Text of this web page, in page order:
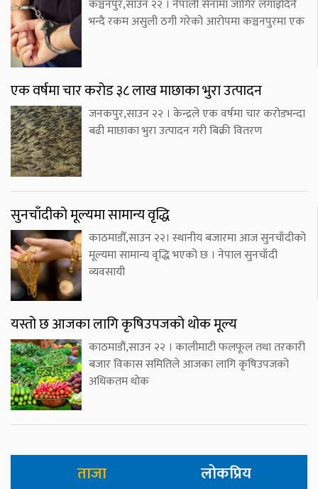
कञ्चनपुर,साउन २२ । नेपाली सेनामा जागिर लगाइदिने
भन्दै रकम असुली ठगी गरेको आरोपमा कञ्चनपुरमा एक
एक वर्षमा चार करोड ३८ लाख माछाका भुरा उत्पादन
जनकपुर,साउन २२ । केन्द्रले एक वर्षमा चार करोडभन्दा
बढी माछाका भुरा उत्पादन गरी बिक्री वितरण
सुनचाँदीको मूल्यमा सामान्य वृद्धि
काठमाडौँ,साउन २२। स्थानीय बजारमा आज सुनचाँदीको
मूल्यमा सामान्य वृद्धि भएको छ । नेपाल सुनचाँदी
व्यवसायी
यस्तो छ आजका लागि कृषिउपजको थोक मूल्य
काठमाडौं,साउन २२ । कालीमाटी फलफूल तथा तरकारी
बजार विकास समितिले आजका लागि कृषिउपजको
अधिकतम थोक
ताजा लोकप्रिय